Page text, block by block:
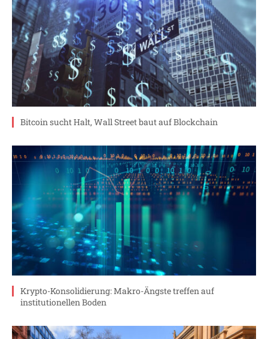
Bitcoin sucht Halt, Wall Street baut auf Blockchain
Krypto-Konsolidierung: Makro-Ängste treffen auf
institutionellen Boden